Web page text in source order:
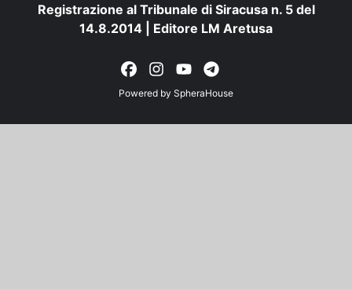
Registrazione al Tribunale di Siracusa n. 5 del
14.8.2014 | Editore LM Aretusa
Powered by SpheraHouse